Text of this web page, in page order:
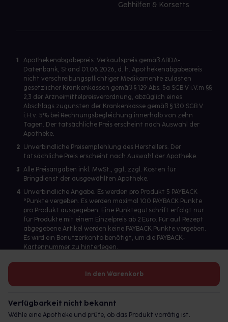
In den Warenkorb
Verfügbarkeit nicht bekannt
Wähle eine Apotheke und prüfe, ob das Produkt vorrätig ist.
Gehhilfen & Korsetts
1
Apothekenabgabepreis: Verkaufspreis gemäß ABDA-
Datenbank, Stand 01.08.2026, d. h. Apothekenabgabepreis
nicht verschreibungspflichtiger Medikamente zulasten
gesetzlicher Krankenkassen gemäß § 129 Abs. 5a SGB V i.V.m §§
2,3 der Arzneimittelpreisverordnung, abzüglich eines
Abschlags zugunsten der Krankenkasse gemäß § 130 SGB V
i.H.v. 5% bei Rechnungsbegleichung innerhalb von zehn
Tagen. Der tatsächliche Preis erscheint nach Auswahl der
Apotheke.
2 Unverbindliche Preisempfehlung des Herstellers. Der
tatsächliche Preis erscheint nach Auswahl der Apotheke.
3 Alle Preisangaben inkl. MwSt., ggf. zzgl. Kosten für
Bringdienst der ausgewählten Apotheke.
4 Unverbindliche Angabe. Es werden pro Produkt 5 PAYBACK
°Punkte vergeben. Es werden maximal 100 PAYBACK Punkte
pro Produkt ausgegeben. Eine Punktegutschrift erfolgt nur
für Produkte mit einem Einzelpreis ab 2 Euro. Für auf Rezept
abgegebene Artikel werden keine PAYBACK Punkte vergeben.
Es wird ein Benutzerkonto benötigt, um die PAYBACK-
Kartennummer zu hinterlegen.
Betreiber des Portals und verantwortlich: gesund.de GmbH &
© 2026 gesund.de GmbH & Co. KG